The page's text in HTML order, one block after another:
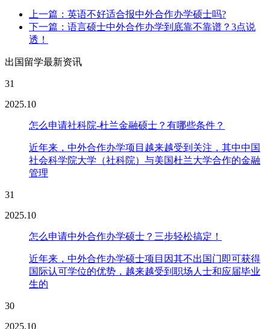
上一篇：英语不好适合报中外合作办学硕士吗?
下一篇：语言硕士中外合作办学到底靠不靠谱？3点说
透！
出国留学最新资讯
31
2025.10
怎么申请社科院-杜兰金融硕士？有哪些条件？
近年来，中外合作办学项目越来越受到关注，其中中国
社会科学院大学（社科院）与美国杜兰大学合作的金融
管理
31
2025.10
怎么申请中外合作办学硕士？三步轻松搞定！
近年来，中外合作办学硕士项目因其不出国门即可获得
国际认可学位的优势，越来越受到职场人士和应届毕业
生的
30
2025.10